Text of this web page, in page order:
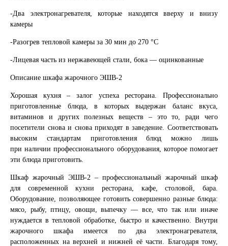
-Два электронагревателя, которые находятся вверху и внизу
камеры
-Разогрев тепловой камеры за 30 мин до 270 °С
-Лицевая часть из нержавеющей стали, бока — оцинкованные
Описание шкафа жарочного ЭШВ-2
Хорошая кухня – залог успеха ресторана. Профессионально
приготовленные блюда, в которых выдержан баланс вкуса,
витаминов и других полезных веществ – это то, ради чего
посетители снова и снова приходят в заведение. Соответствовать
высоким стандартам приготовления блюд можно лишь
при наличии профессионального оборудования, которое помогает
эти блюда приготовить.
Шкаф жарочный ЭШВ-2 – профессиональный жарочный шкаф
для современной кухни ресторана, кафе, столовой, бара.
Оборудование, позволяющее готовить совершенно разные блюда:
мясо, рыбу, птицу, овощи, выпечку — все, что так или иначе
нуждается в тепловой обработке, быстро и качественно. Внутри
жарочного шкафа имеется по два электронагревателя,
расположенных на верхней и нижней её части. Благодаря тому,